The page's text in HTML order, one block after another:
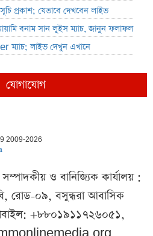
প্রকাশ; যেভাবে দেখবেন লাইভ
বনাম সান লুইস ম্যাচ, জানুন ফলাফল
লাইভ দেখুন এখানে
যোগাযোগ
2009-2026
ও বানিজ্যিক কার্যালয় :
রোড-০৯, বসুন্ধরা আবাসিক
+৮৮০১৯১১৭২৬০৫১,